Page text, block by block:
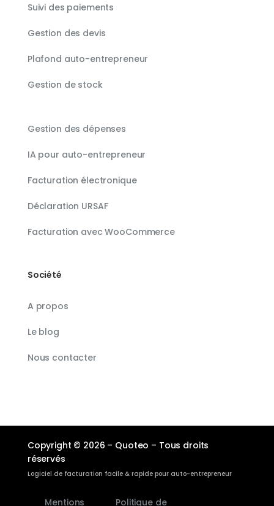
Suivi des paiements
Gestion des devis
Plafond auto-entrepreneur
Gestion de stock
Gestion des dépenses
IA pour auto-entrepreneur
Facturation électronique
Déclaration URSAF
Facturation avec WooCommerce
Société
A propos
Le blog
Nous contacter
Copyright © 2026 – Quoteo – Tous droits
réservés
Logiciel de facturation facile & rapide pour auto-entrepreneur
Mentions Politique de